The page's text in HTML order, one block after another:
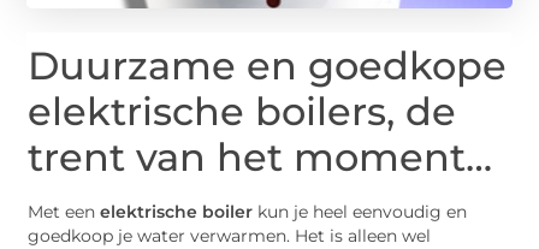
Duurzame en goedkope
elektrische boilers, de
trent van het moment…
Met eenelektrische boiler kun je heel eenvoudig en
goedkoop je water verwarmen. Het is alleen wel